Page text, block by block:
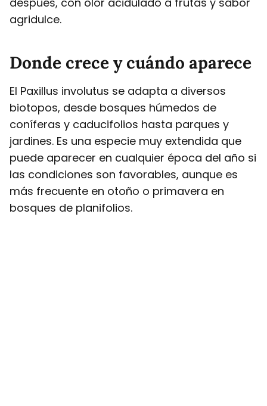
agridulce.
Donde crece y cuándo aparece
El Paxillus involutus se adapta a diversos
biotopos, desde bosques húmedos de
coníferas y caducifolios hasta parques y
jardines. Es una especie muy extendida que
puede aparecer en cualquier época del año si
las condiciones son favorables, aunque es
más frecuente en otoño o primavera en
bosques de planifolios.